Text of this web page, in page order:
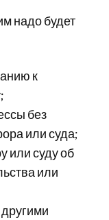
надо будет
к
без
или суда;
или суду об
или